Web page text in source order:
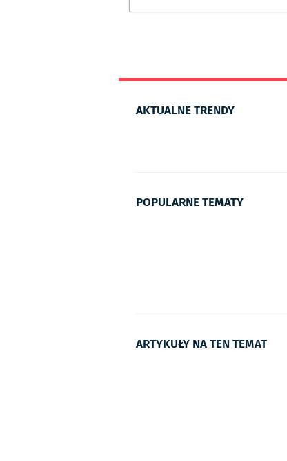
AKTUALNE TRENDY
POPULARNE TEMATY
ARTYKUŁY NA TEN TEMAT